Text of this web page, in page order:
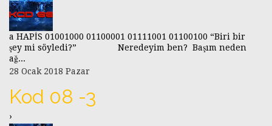
a HAPİS 01001000 01100001 01111001 01100100 “Biri bir
şey mi söyledi?” Neredeyim ben? Başım neden
ağ...
28 Ocak 2018 Pazar
Kod 08 -3
›